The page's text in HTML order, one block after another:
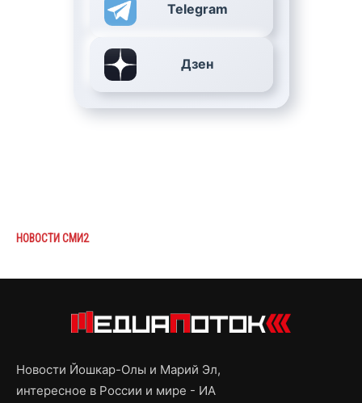
Telegram
Дзен
НОВОСТИ СМИ2
Новости Йошкар-Олы и Марий Эл,
интересное в России и мире - ИА